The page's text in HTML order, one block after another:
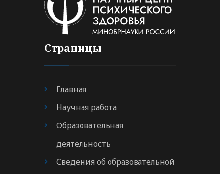
Страницы
Главная
Научная работа
Образовательная
деятельность
Сведения об образовательной